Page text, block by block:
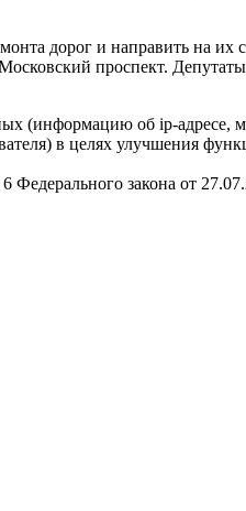
дорог и направить на
проспект.
(информацию об ip-
в целях улучшения
Федерального закона от